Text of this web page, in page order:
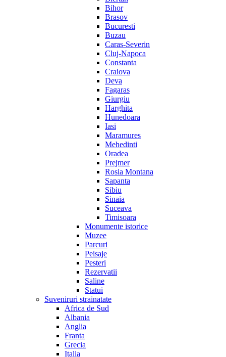
Bihor
Brasov
Bucuresti
Buzau
Caras-Severin
Cluj-Napoca
Constanta
Craiova
Deva
Fagaras
Giurgiu
Harghita
Hunedoara
Iasi
Maramures
Mehedinti
Oradea
Prejmer
Rosia Montana
Sapanta
Sibiu
Sinaia
Suceava
Timisoara
Monumente istorice
Muzee
Parcuri
Peisaje
Pesteri
Rezervatii
Saline
Statui
Suveniruri strainatate
Africa de Sud
Albania
Anglia
Franta
Grecia
Italia